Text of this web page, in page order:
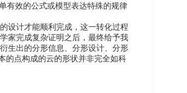
有效的公式或模型表达特殊的规律
设计才能顺利完成，这一转化过程
家完成复杂证明之后，最终给予我
生出的分形信息、分形设计、分形
的点构成的云的形状并非完全如科